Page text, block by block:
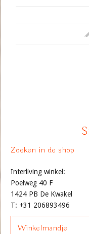
Zoeken in de shop
Interliving winkel:
Poelweg 40 F
1424 PB De Kwakel
T: +31 206893496
Winkelmandje